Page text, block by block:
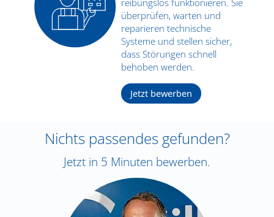
überprüfen, warten und
reparieren technische
Systeme und stellen sicher,
dass Störungen schnell
behoben werden.
Jetzt bewerben
Nichts passendes gefunden?
Jetzt in 5 Minuten bewerben.